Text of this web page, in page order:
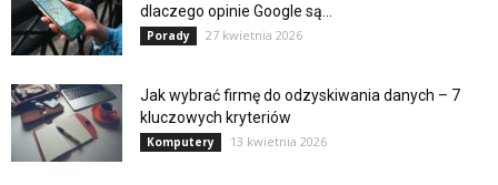
dlaczego opinie Google są...
Porady 27 kwietnia 2026
Jak wybrać firmę do odzyskiwania danych – 7
kluczowych kryteriów
Komputery 13 kwietnia 2026